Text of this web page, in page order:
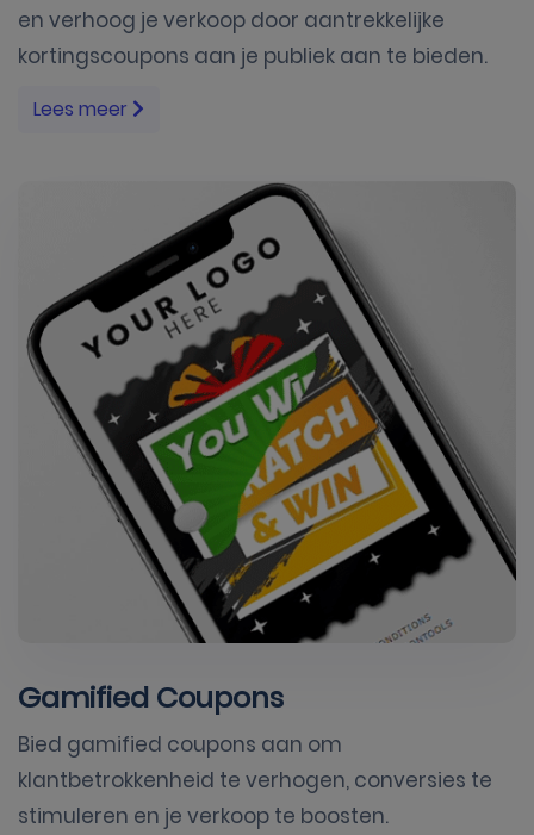
en verhoog je verkoop door aantrekkelijke
kortingscoupons aan je publiek aan te bieden.
Lees meer
Gamified Coupons
Bied gamified coupons aan om
klantbetrokkenheid te verhogen, conversies te
stimuleren en je verkoop te boosten.